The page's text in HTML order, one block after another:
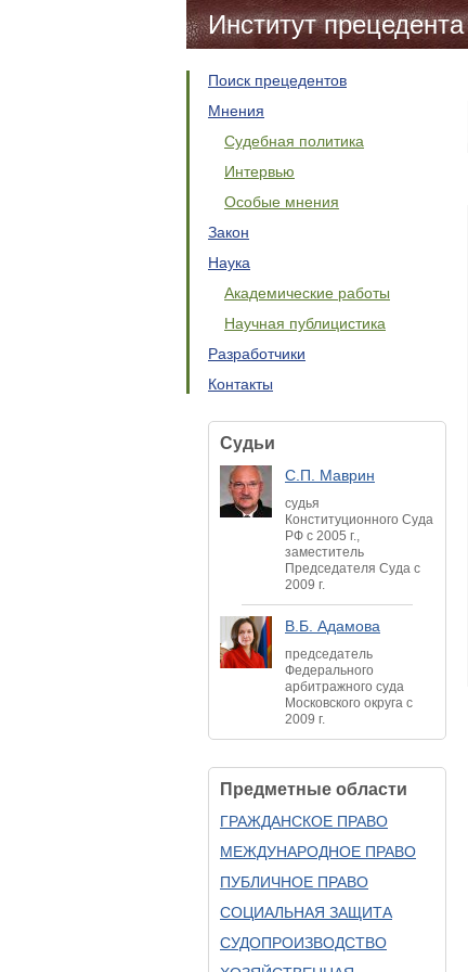
Институт прецедента
Поиск прецедентов
Мнения
Судебная политика
Интервью
Особые мнения
Закон
Наука
Академические работы
Научная публицистика
Разработчики
Контакты
Судьи
С.П. Маврин
судья
Конституционного Суда
РФ с 2005 г.,
заместитель
Председателя Суда с
2009 г.
В.Б. Адамова
председатель
Федерального
арбитражного суда
Московского округа с
2009 г.
Предметные области
ГРАЖДАНСКОЕ ПРАВО
МЕЖДУНАРОДНОЕ ПРАВО
ПУБЛИЧНОЕ ПРАВО
СОЦИАЛЬНАЯ ЗАЩИТА
СУДОПРОИЗВОДСТВО